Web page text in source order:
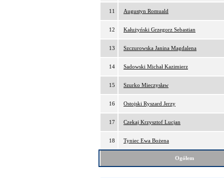
11 Augustyn Romuald
12 Kałużyński Grzegorz Sebastian
13 Szczurowska Janina Magdalena
14 Sadowski Michał Kazimierz
15 Szurko Mieczysław
16 Ostojski Ryszard Jerzy
17 Czekaj Krzysztof Lucjan
18 Tyniec Ewa Bożena
Ogółem